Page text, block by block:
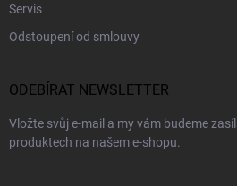
Servis
Odstoupení od smlouvy
ODEBÍRAT NEWSLETTER
Vložte svůj e-mail a my vám budeme
produktech na našem e-shopu.